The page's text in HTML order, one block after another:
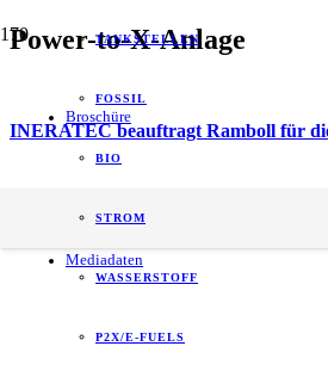
Broschüre
Mediadaten
TANKSTELLEN
FOSSIL
BIO
STROM
WASSERSTOFF
P2X/E-FUELS
Power-to-X-Anlage
INERATEC beauftragt Ramboll für